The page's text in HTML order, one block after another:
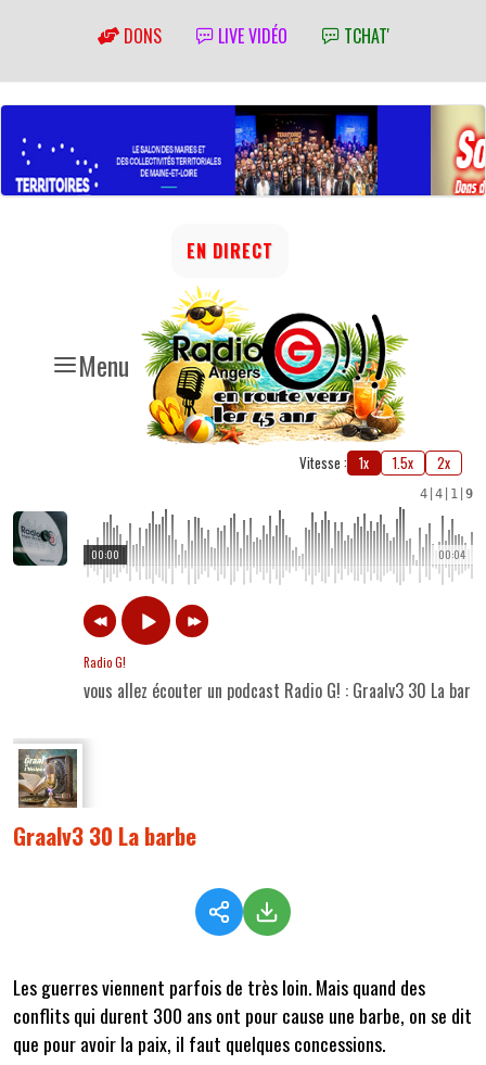
DONS LIVE VIDÉO TCHAT'
Menu
EN DIRECT
Vitesse : 1x 1.5x 2x
4 4 1 9
00:04
00:00
Radio G!
vous allez écouter un podcast Radio G! : Graalv3 30 La barbe
Graalv3 30 La barbe
Les guerres viennent parfois de très loin. Mais quand des
conflits qui durent 300 ans ont pour cause une barbe, on se dit
que pour avoir la paix, il faut quelques concessions.